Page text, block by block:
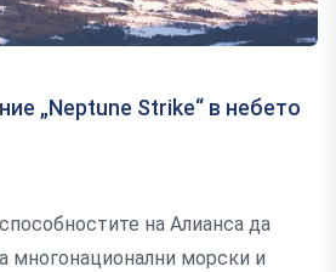
„Neptune Strike“ в небето
на Алианса да
многонационални морски и